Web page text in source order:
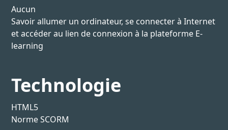
Aucun
Savoir allumer un ordinateur, se connecter à Internet
et accéder au lien de connexion à la plateforme E-
learning
Technologie
HTML5
Norme SCORM